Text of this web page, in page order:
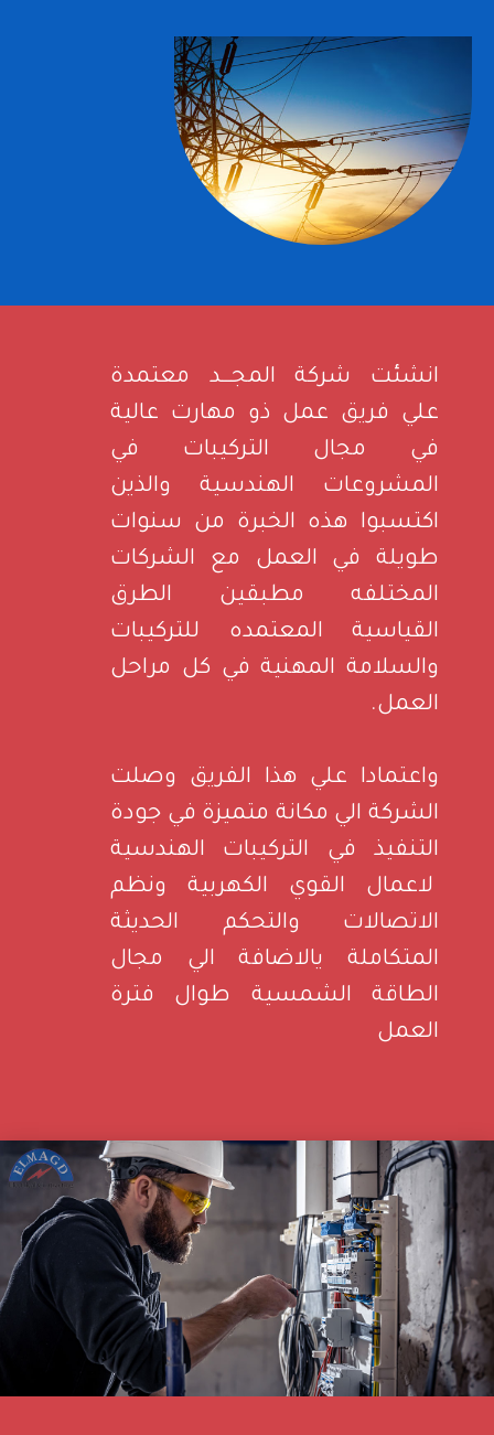
انشئت شركة المجـــد معتمدة
علي فريق عمل ذو مهارت عالية
في مجال التركيبات في
المشروعات الهندسية والذين
اكتسبوا هذه الخبرة من سنوات
طويلة في العمل مع الشركات
المختلفه مطبقين الطرق
القياسية المعتمده للتركيبات
والسلامة المهنية في كل مراحل
العمل.
واعتمادا علي هذا الفريق وصلت
الشركة الي مكانة متميزة في جودة
التنفيذ في التركيبات الهندسية
لاعمال القوي الكهربية ونظم
الاتصالات والتحكم الحديثة
المتكاملة يالاضافة الي مجال
الطاقة الشمسية طوال فترة
العمل